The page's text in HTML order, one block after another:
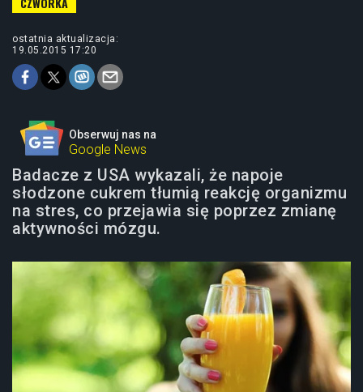
ostatnia aktualizacja:
19.05.2015 17:20
Obserwuj nas na
Google News
Badacze z USA wykazali, że napoje
słodzone cukrem tłumią reakcję organizmu
na stres, co przejawia się poprzez zmianę
aktywności mózgu.